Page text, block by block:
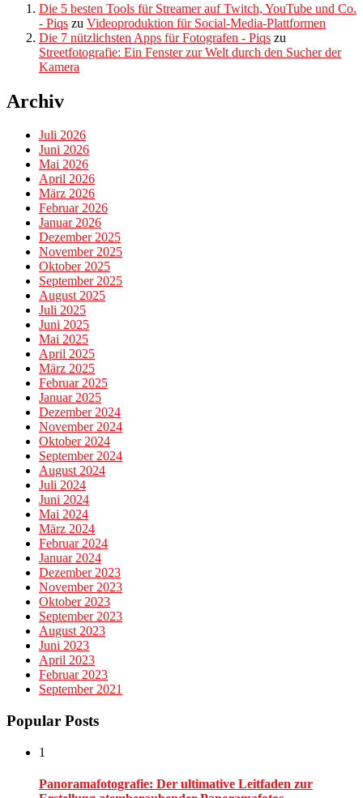
Die 5 besten Tools für Streamer auf Twitch, YouTube und Co.
- Piqs zu Videoproduktion für Social-Media-Plattformen
Die 7 nützlichsten Apps für Fotografen - Piqs zu
Streetfotografie: Ein Fenster zur Welt durch den Sucher der
Kamera
Archiv
Juli 2026
Juni 2026
Mai 2026
April 2026
März 2026
Februar 2026
Januar 2026
Dezember 2025
November 2025
Oktober 2025
September 2025
August 2025
Juli 2025
Juni 2025
Mai 2025
April 2025
März 2025
Februar 2025
Januar 2025
Dezember 2024
November 2024
Oktober 2024
September 2024
August 2024
Juli 2024
Juni 2024
Mai 2024
März 2024
Februar 2024
Januar 2024
Dezember 2023
November 2023
Oktober 2023
September 2023
August 2023
Juni 2023
April 2023
Februar 2023
September 2021
Popular Posts
1
Panoramafotografie: Der ultimative Leitfaden zur